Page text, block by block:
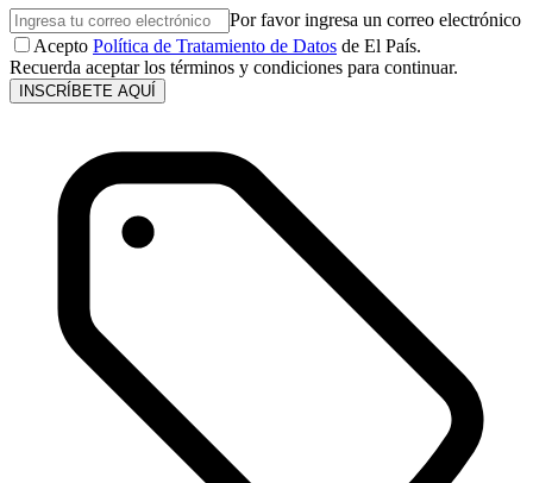
Por favor ingresa un correo electrónico
Acepto Política de Tratamiento de Datos de El País.
Recuerda aceptar los términos y condiciones para continuar.
INSCRÍBETE AQUÍ